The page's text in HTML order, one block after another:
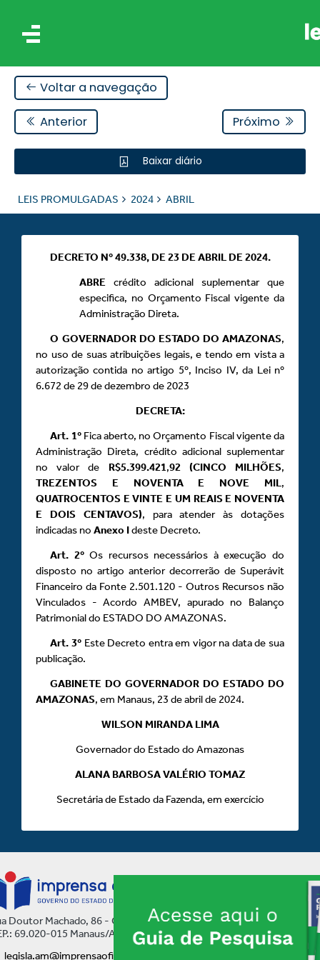
Voltar a navegação
Anterior Próximo
Baixar diário
LEIS PROMULGADAS 2024 ABRIL
DECRETO Nº 49.338, DE 23 DE ABRIL DE 2024.
ABRE crédito adicional suplementar que
especifica, no Orçamento Fiscal vigente da
Administração Direta.
O GOVERNADOR DO ESTADO DO AMAZONAS,
no uso de suas atribuições legais, e tendo em vista a
autorização contida no artigo 5º, Inciso IV, da Lei nº
6.672 de 29 de dezembro de 2023
DECRETA:
Art. 1ºFica aberto, no Orçamento Fiscal vigente da
Administração Direta, crédito adicional suplementar
no valor de R$5.399.421,92 (CINCO MILHÕES,
TREZENTOS E NOVENTA E NOVE MIL,
QUATROCENTOS E VINTE E UM REAIS E NOVENTA
E DOIS CENTAVOS), para atender às dotações
indicadas no Anexo Ideste Decreto.
Art. 2ºOs recursos necessários à execução do
disposto no artigo anterior decorrerão de Superávit
Financeiro da Fonte 2.501.120 - Outros Recursos não
Vinculados - Acordo AMBEV, apurado no Balanço
Patrimonial do ESTADO DO AMAZONAS.
Art. 3ºEste Decreto entra em vigor na data de sua
publicação.
GABINETE DO GOVERNADOR DO ESTADO DO
AMAZONAS, em Manaus, 23 de abril de 2024.
WILSON MIRANDA LIMA
Governador do Estado do Amazonas
ALANA BARBOSA VALÉRIO TOMAZ
Secretária de Estado da Fazenda, em exercício
Doutor Machado, 86 - Centro
69.020-015 Manaus/AM
legisla.am@imprensaoficial.am.gov.br